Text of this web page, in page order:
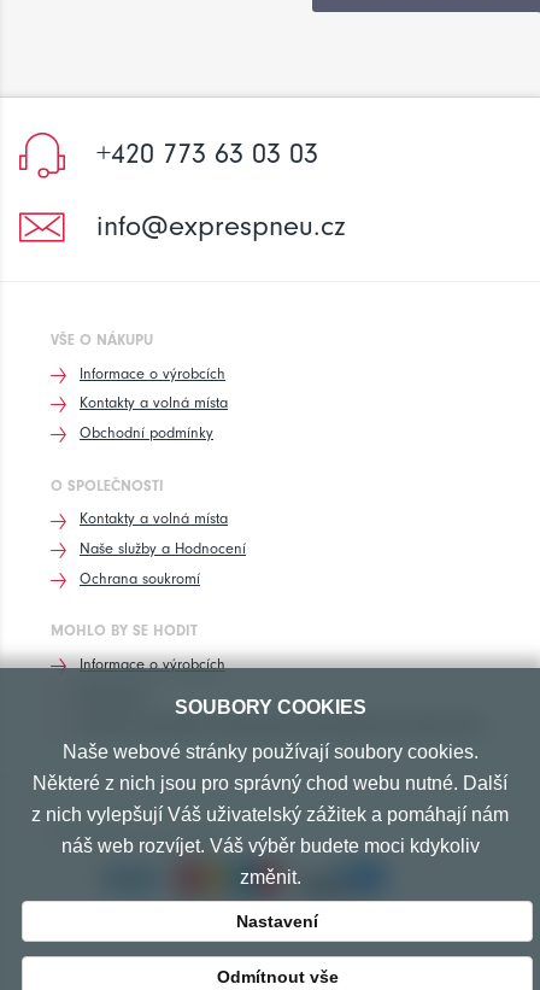
+420 773 63 03 03
info@exprespneu.cz
VŠE O NÁKUPU
Informace o výrobcích
Kontakty a volná místa
Obchodní podmínky
O SPOLEČNOSTI
Kontakty a volná místa
Naše služby a Hodnocení
Ochrana soukromí
MOHLO BY SE HODIT
Informace o výrobcích
PŘIJÍMÁME TYTO PLATBY
SOUBORY COOKIES
Naše webové stránky používají soubory cookies.
Některé z nich jsou pro správný chod webu nutné. Další
z nich vylepšují Váš uživatelský zážitek a pomáhají nám
náš web rozvíjet. Váš výběr budete moci kdykoliv
změnit.
Nastavení
Odmítnout vše